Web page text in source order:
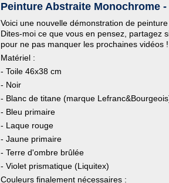
Peinture Abstraite Monochrome
Voici une nouvelle démonstration de
Dites-moi ce que vous en pensez, partagez
pour ne pas manquer les prochaines vidéos !
Matériel :
- Toile 46x38 cm
- Noir
- Blanc de titane (marque
- Bleu primaire
- Laque rouge
- Jaune primaire
- Terre d'ombre brûlée
- Violet prismatique (Liquitex)
Couleurs finalement nécessaires :